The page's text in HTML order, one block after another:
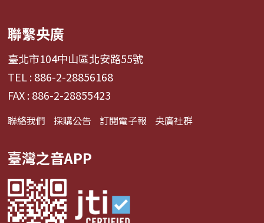
聯繫央廣
臺北市104中山區北安路55號
TEL : 886-2-28856168
FAX : 886-2-28855423
聯絡我們 採購公告 訂閱電子報 央廣社群
臺灣之音APP